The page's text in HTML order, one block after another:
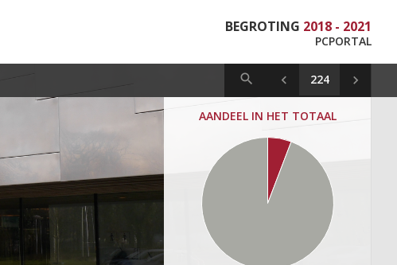
BEGROTING 2018 - 2021
PCPORTAL
AANDEEL IN HET TOTAAL